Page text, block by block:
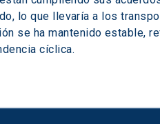
lo que llevaría a los
se ha mantenido estable,
cíclica.